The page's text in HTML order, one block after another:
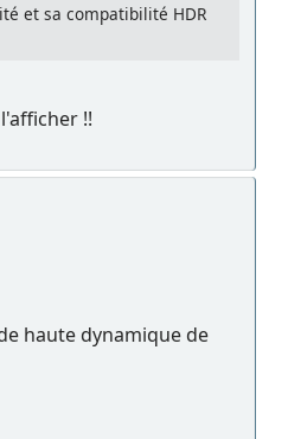
et sa compatibilité HDR
!!
haute dynamique de